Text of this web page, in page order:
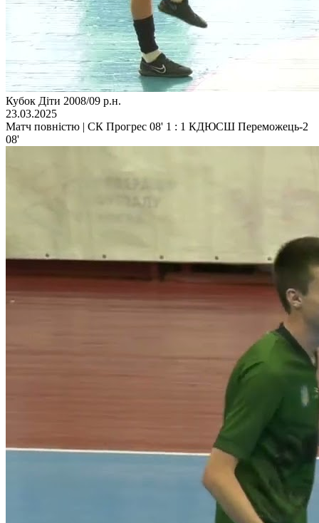
Кубок Діти 2008/09 р.н.
23.03.2025
Матч повністю | СК Прогрес 08' 1 : 1 КДЮСШ Переможець-2
08'